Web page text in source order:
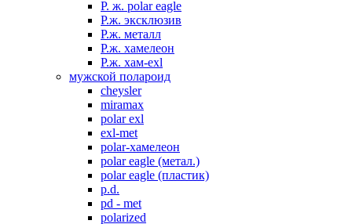
P. ж. polar eagle
P.ж. эксклюзив
Р.ж. металл
P.ж. хамелеон
Р.ж. хам-exl
мужской полароид
cheysler
miramax
polar exl
exl-met
polar-хамелеон
polar eagle (метал.)
polar eagle (пластик)
p.d.
pd - met
polarized